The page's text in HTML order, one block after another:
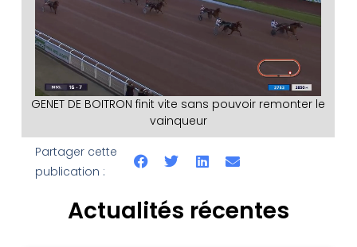
GENET DE BOITRON finit vite sans pouvoir remonter le
vainqueur
Partager cette
publication :
Actualités récentes